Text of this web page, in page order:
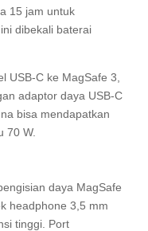
15 jam untuk
dibekali baterai
USB-C ke MagSafe 3,
adaptor daya USB-C
bisa mendapatkan
70 W.
daya MagSafe
headphone 3,5 mm
tinggi. Port